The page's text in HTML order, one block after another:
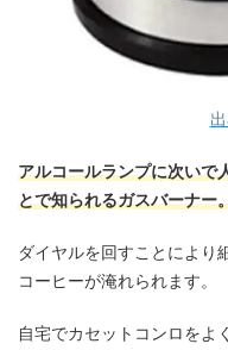
アルコールランプに次いで
とで知られるガスバーナー
ダイヤルを回すことにより
コーヒーが淹れられます。
自宅でカセットコンロをよ